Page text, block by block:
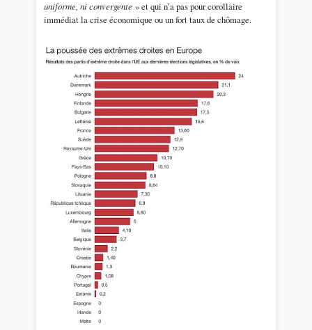
uniforme, ni convergente» et qui n’a pas pour corollaire
immédiat la crise économique ou un fort taux de chômage.